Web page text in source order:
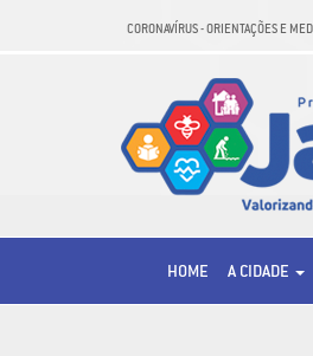
CORONAVÍRUS - ORIENTAÇÕES E
HOME A CIDADE